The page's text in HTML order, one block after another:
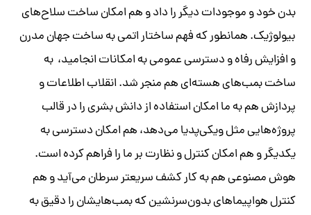
بدن خود و موجودات دیگر را داد و هم امکان ساخت سلاح‌های
بیولوژیک. همانطور که فهم ساختار اتمی به ساخت جهان مدرن
و افزایش رفاه و دسترسی عمومی به امکانات انجامید، به
ساخت بمب‌های هسته‌ای هم منجر شد. انقلاب اطلاعات و
پردازش هم به ما امکان استفاده از دانش بشری را در قالب
پروژه‌هایی مثل ویکی‌پدیا می‌دهد، هم امکان دسترسی به
یکدیگر و هم امکان کنترل و نظارت بر ما را فراهم کرده است.
هوش مصنوعی هم به کار کشف سریعتر سرطان می‌آید و هم
کنترل هواپیماهای بدون‌سرنشین که بمب‌هایشان را دقیق به